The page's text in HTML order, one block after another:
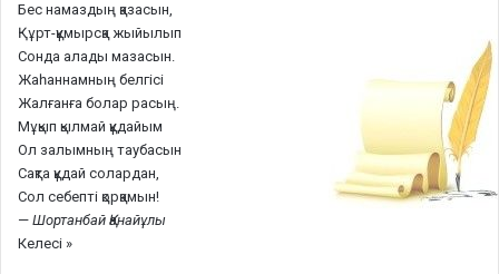
Бес намаздың қазасын,
Құрт-құмырсқа жыйылып
Сонда алады мазасын.
Жаһаннамның белгісі
Жалғанға болар расың.
Мұқып қылмай құдайым
Ол залымның таубасын
Сақта құдай солардан,
Сол себепті қорқамын!
— Шортанбай Қанайұлы
Келесі »